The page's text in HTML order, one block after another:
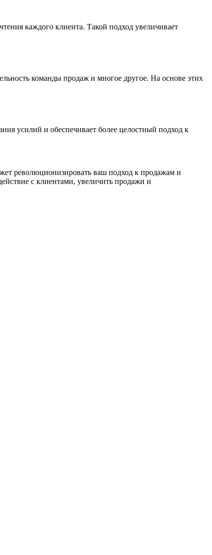
каждого клиента. Такой подход увеличивает
команды продаж и многое другое. На основе этих
усилий и обеспечивает более целостный подход к
революционизировать ваш подход к продажам и
с клиентами, увеличить продажи и